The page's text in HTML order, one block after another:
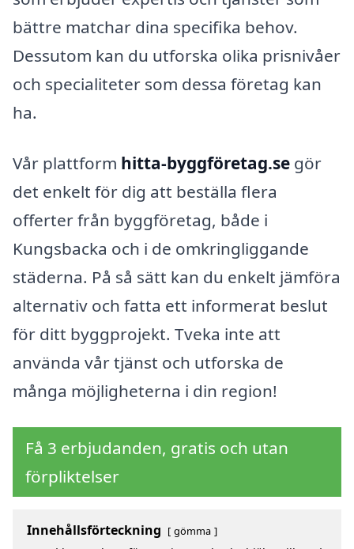
bättre matchar dina specifika behov.
Dessutom kan du utforska olika prisnivåer
och specialiteter som dessa företag kan
ha.
Vår plattform hitta-byggföretag.se gör
det enkelt för dig att beställa flera
offerter från byggföretag, både i
Kungsbacka och i de omkringliggande
städerna. På så sätt kan du enkelt jämföra
alternativ och fatta ett informerat beslut
för ditt byggprojekt. Tveka inte att
använda vår tjänst och utforska de
många möjligheterna i din region!
Få 3 erbjudanden, gratis och utan
förpliktelser
Innehållsförteckning gömma